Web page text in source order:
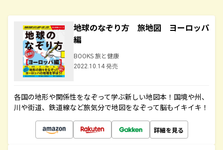
地球のなぞり方 旅地図 ヨーロッパ
編
BOOKS 旅と健康
2022.10.14 発売
各国の地形や関係性をなぞって学ぶ新しい地図本！国境や州、
川や街道、鉄道線など旅気分で地図をなぞって脳もイキイキ！
詳細を見る